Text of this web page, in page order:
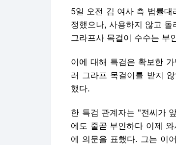
5일 오전 김 여사 측 법률
정했으나, 사용하지 않고
그라프사 목걸이 수수는 부
이에 대해 특검은 확보한
러 그라프 목걸이를 받지
했다.
한 특검 관계자는 "전씨가
에도 줄곧 부인하다 이제
에 의문을 표했다. 그는 이